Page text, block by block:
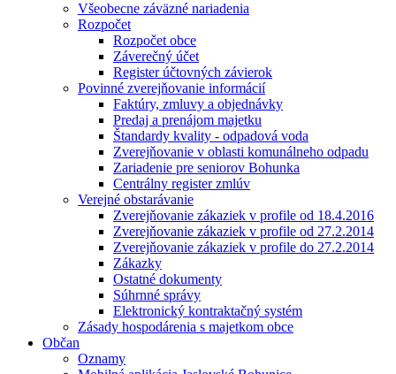
Všeobecne záväzné nariadenia
Rozpočet
Rozpočet obce
Záverečný účet
Register účtovných závierok
Povinné zverejňovanie informácií
Faktúry, zmluvy a objednávky
Predaj a prenájom majetku
Štandardy kvality - odpadová voda
Zverejňovanie v oblasti komunálneho odpadu
Zariadenie pre seniorov Bohunka
Centrálny register zmlúv
Verejné obstarávanie
Zverejňovanie zákaziek v profile od 18.4.2016
Zverejňovanie zákaziek v profile od 27.2.2014
Zverejňovanie zákaziek v profile do 27.2.2014
Zákazky
Ostatné dokumenty
Súhrnné správy
Elektronický kontraktačný systém
Zásady hospodárenia s majetkom obce
Občan
Oznamy